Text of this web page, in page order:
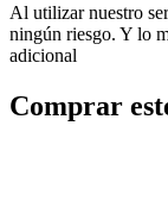
Al utilizar nuestro
ningún riesgo. Y lo
adicional
Comprar